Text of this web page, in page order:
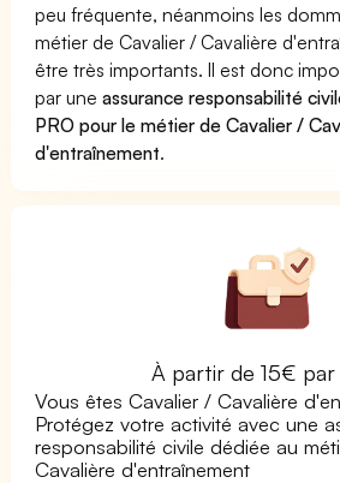
peu fréquente, néanmoins les
métier de Cavalier / Cavalière
être très importants. Il est donc
par uneassurance responsabilité
PRO pour le métier de Cavalier /
d'entraînement.
À partir de 15€ par
Vous êtes Cavalier / Cavalière
Protégez votre activité avec une
responsabilité civile dédiée au
Cavalière d'entraînement